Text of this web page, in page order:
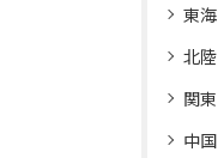
東海
北陸
関東
中国